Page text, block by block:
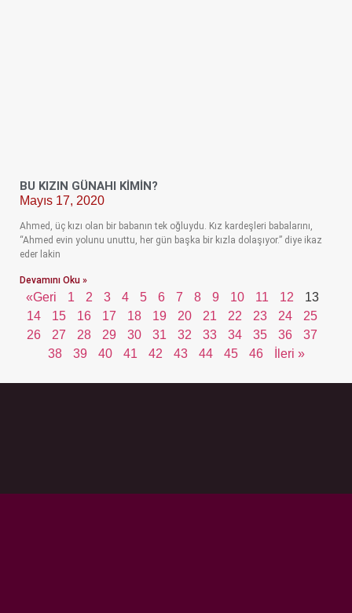
BU KIZIN GÜNAHI KİMİN?
Mayıs 17, 2020
Ahmed, üç kızı olan bir babanın tek oğluydu. Kız kardeşleri babalarını,
“Ahmed evin yolunu unuttu, her gün başka bir kızla dolaşıyor.” diye ikaz
eder lakin
Devamını Oku »
«Geri 1 2 3 4 5 6 7 8 9 10 11 12
13
14
15 16 17 18 19 20 21 22 23 24
25
26
27 28 29 30 31 32 33 34 35 36
37
38
39 40 41 42 43 44 45 46 İleri »